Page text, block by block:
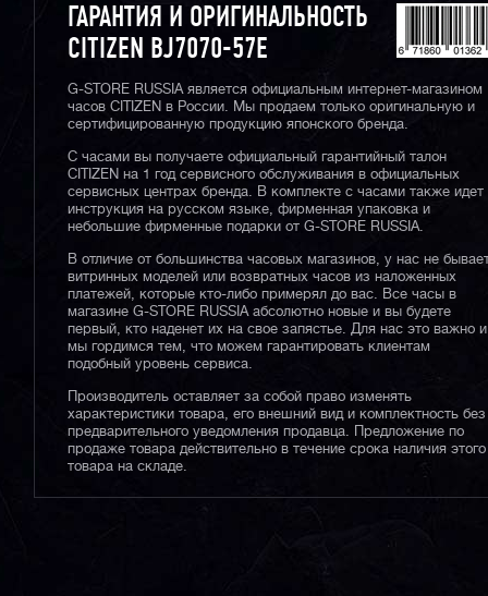
ГАРАНТИЯ И ОРИГИНАЛЬНОСТЬ
CITIZEN BJ7070-57E
G-STORE RUSSIA является официальным интернет-магазином
часов CITIZEN в России. Мы продаем только оригинальную и
сертифицированную продукцию японского бренда.
С часами вы получаете официальный гарантийный талон
CITIZEN на 1 год сервисного обслуживания в официальных
сервисных центрах бренда. В комплекте с часами также идет
инструкция на русском языке, фирменная упаковка и
небольшие фирменные подарки от G-STORE RUSSIA.
В отличие от большинства часовых магазинов, у нас не
витринных моделей или возвратных часов из наложенных
платежей, которые кто-либо примерял до вас. Все часы в
магазине G-STORE RUSSIA абсолютно новые и вы будете
первый, кто наденет их на свое запястье. Для нас это важно и
мы гордимся тем, что можем гарантировать клиентам
подобный уровень сервиса.
Производитель оставляет за собой право изменять
характеристики товара, его внешний вид и комплектность без
предварительного уведомления продавца. Предложение по
продаже товара действительно в течение срока наличия этого
товара на складе.